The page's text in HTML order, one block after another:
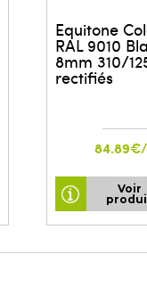
Equitone
RAL 9010
8mm 310/
rectifiés
Voir